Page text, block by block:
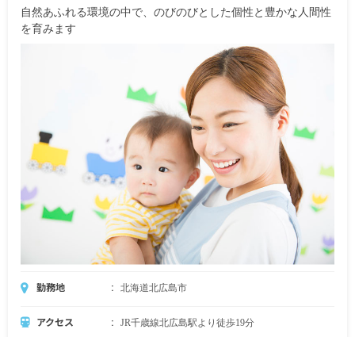
自然あふれる環境の中で、のびのびとした個性と豊かな人間性
を育みます
勤務地 北海道北広島市
アクセス JR千歳線北広島駅より徒歩19分